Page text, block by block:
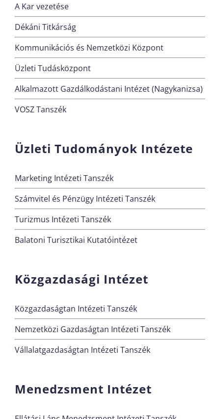
A Kar vezetése
Dékáni Titkárság
Kommunikációs és Nemzetközi Központ
Üzleti Tudásközpont
Alkalmazott Gazdálkodástani Intézet (Nagykanizsa)
VOSZ Tanszék
Üzleti Tudományok Intézete
Marketing Intézeti Tanszék
Számvitel és Pénzügy Intézeti Tanszék
Turizmus Intézeti Tanszék
Balatoni Turisztikai Kutatóintézet
Közgazdasági Intézet
Közgazdaságtan Intézeti Tanszék
Nemzetközi Gazdaságtan Intézeti Tanszék
Vállalatgazdaságtan Intézeti Tanszék
Menedzsment Intézet